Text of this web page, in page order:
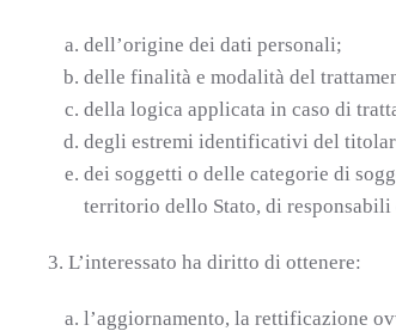
dell’origine dei dati personali;
delle finalità e modalità del
della logica applicata in caso di
degli estremi identificativi del
dei soggetti o delle categorie di
territorio dello Stato, di
3. L’interessato ha diritto di ottenere:
l’aggiornamento, la rettificazione